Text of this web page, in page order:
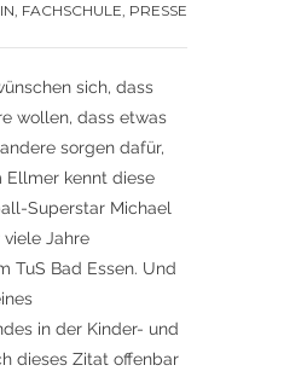
, FACHSCHULE, PRESSE
sich, dass
wollen, dass etwas
sorgen dafür,
Ellmer kennt diese
Superstar Michael
viele Jahre
TuS Bad Essen. Und
in der Kinder- und
dieses Zitat offenbar